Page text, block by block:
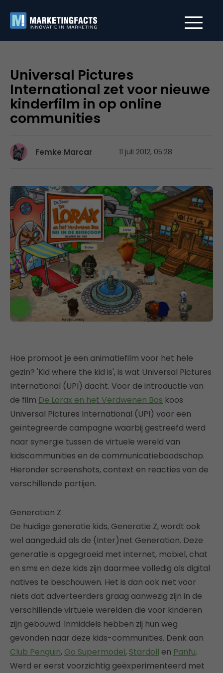
Universal Pictures
International zet voor nieuwe
kinderfilm in op online
communities
Femke Marcar 11 juli 2012, 05:28
Hoe promoot je een animatiefilm voor het hele
gezin? 'Kid where the kid is', is wat Universal Pictures
International (UPI) dacht. Voor de introductie van
de film De Lorax en het Verdwenen Bos koos
Universal Pictures International (UPI) voor een
geïntegreerde campagne waarbij gestreefd werd
naar synergie tussen de virtuele wereld van
kidscommunities en de communicatieboodschap.
Hieronder screenshots, context en reacties van de
verschillende partijen.
Generation Z
De huidige generatie kids, Generatie Z, wordt ook
wel aangeduid als de (Inter)net Generation. Deze
generatie is opgegroeid met internet, mobiel, chat
en sms en deze kids zijn daarmee volledig als digital
natives te beschouwen. Het is dan ook niet voor
niets dat adverteerders graag aanwezig zijn in de
verschillende virtuele werelden die voor kinderen
zijn gebouwd. Inmiddels hebben zij hun weg
gevonden naar deze kids-communities. Denk aan
Club Penguin, Go Supermodel, Stardoll en Panfu.
Werd er eerst voorzichtig geëxperimenteerd met